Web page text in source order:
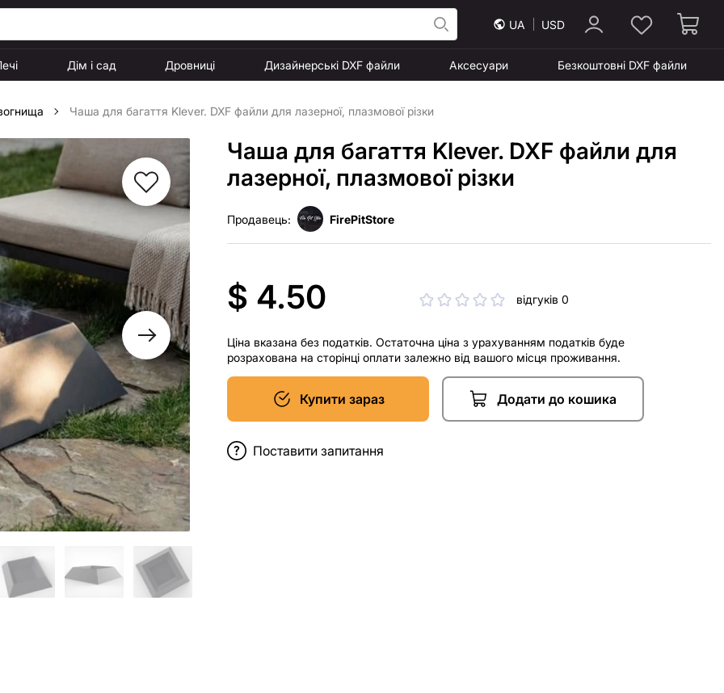
UA USD
Дім і сад Дровниці Дизайнерські DXF файли Аксесуари Безкоштовні DXF файли
Чаша для багаття Klever. DXF файли для лазерної, плазмової різки
Чаша для багаття Klever. DXF файли для
лазерної, плазмової різки
Продавець: FirePitStore
$ 4.50 відгуків 0
Ціна вказана без податків. Остаточна ціна з урахуванням податків буде
розрахована на сторінці оплати залежно від вашого місця проживання.
Купити зараз Додати до кошика
Поставити запитання